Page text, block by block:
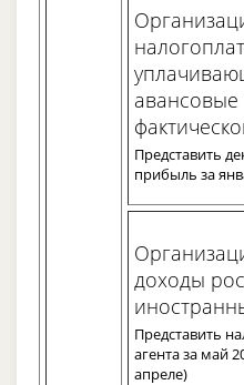
авансовые
Представить
прибыль за
доходы
Представить
агента за май
апреле)